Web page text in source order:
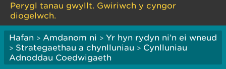
Perygl tanau gwyllt. Gwiriwch y cyngor
diogelwch.
Hafan > Amdanom ni > Yr hyn rydyn ni’n ei wneud
> Strategaethau a chynlluniau > Cynlluniau
Adnoddau Coedwigaeth